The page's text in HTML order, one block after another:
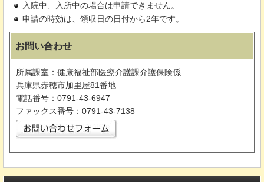
入院中、入所中の場合は申請できません。
申請の時効は、領収日の日付から2年です。
お問い合わせ
所属課室：健康福祉部医療介護課介護保険係
兵庫県赤穂市加里屋81番地
電話番号：0791-43-6947
ファックス番号：0791-43-7138